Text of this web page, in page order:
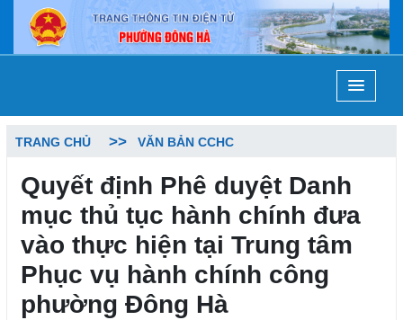
TRANG CHỦ VĂN BẢN CCHC
Quyết định Phê duyệt Danh
mục thủ tục hành chính đưa
vào thực hiện tại Trung tâm
Phục vụ hành chính công
phường Đông Hà